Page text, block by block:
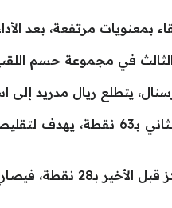
بمعنويات مرتفعة، بعد
برصيد 35 نقطة، فيما يأتي حرس الحدود في المركز
يتطلع ريال مدريد إلى استعادة
أما ألافيس،